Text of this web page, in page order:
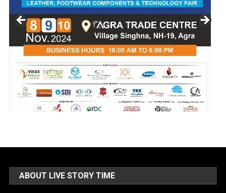
ABOUT LIVE STORY TIME